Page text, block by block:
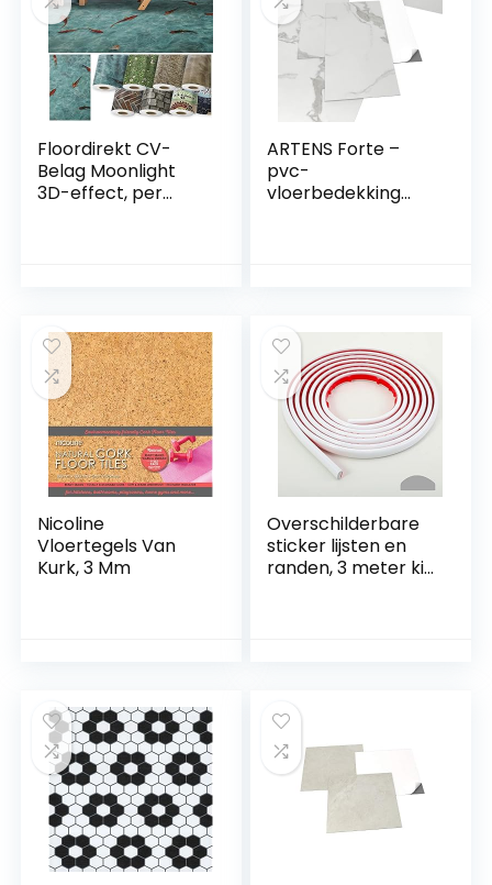
Floordirekt CV-
Belag Moonlight
3D-effect, per
ARTENS Forte –
pvc-
vloerbedekking
2 mm – dikte 2 mm
– 2,23 m² /12 tegels
Nicoline
Vloertegels Van
Kurk, 3 Mm
Overschilderbare
sticker lijsten en
randen, 3 meter kit